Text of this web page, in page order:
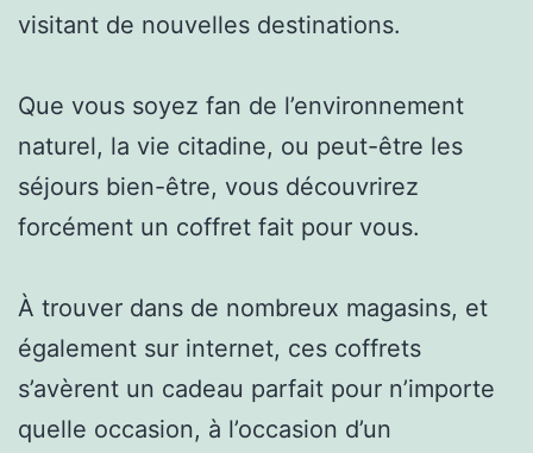
visitant de nouvelles destinations.
Que vous soyez fan de l’environnement
naturel, la vie citadine, ou peut-être les
séjours bien-être, vous découvrirez
forcément un coffret fait pour vous.
À trouver dans de nombreux magasins, et
également sur internet, ces coffrets
s’avèrent un cadeau parfait pour n’importe
quelle occasion, à l’occasion d’un